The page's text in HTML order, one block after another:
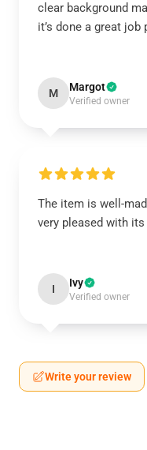
clear background
it’s done a great
M Margot
Verified owner
The item is well-
very pleased with
I Ivy
Verified owner
Write your review